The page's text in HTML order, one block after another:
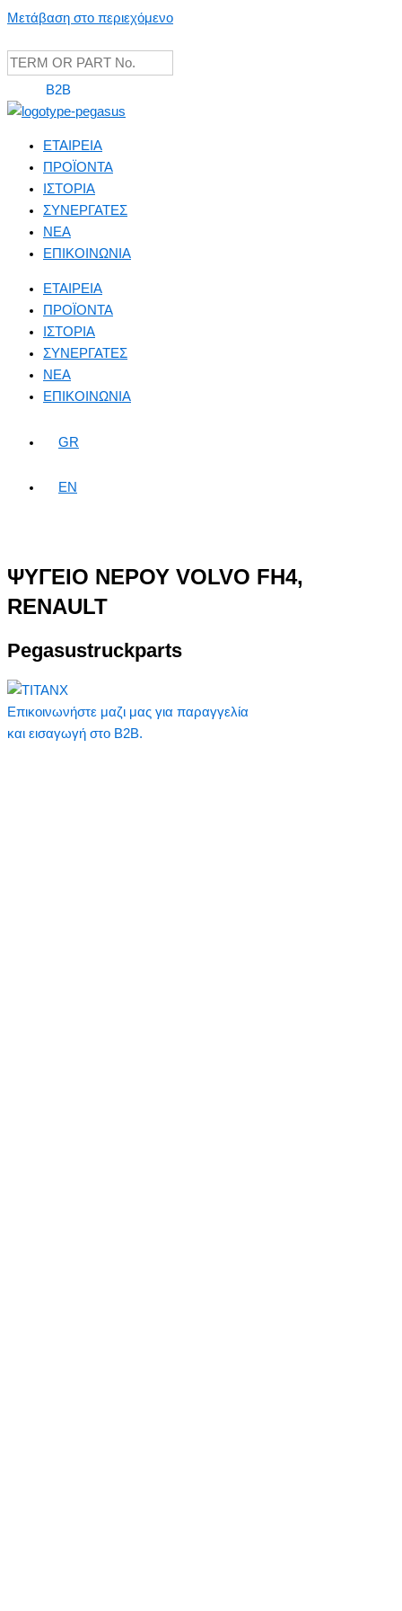
Μετάβαση στο περιεχόμενο
B2B
ΕΤΑΙΡΕΙΑ
ΠΡΟΪΟΝΤΑ
ΙΣΤΟΡΙΑ
ΣΥΝΕΡΓΑΤΕΣ
NEA
ΕΠΙΚΟΙΝΩΝΙΑ
ΕΤΑΙΡΕΙΑ
ΠΡΟΪΟΝΤΑ
ΙΣΤΟΡΙΑ
ΣΥΝΕΡΓΑΤΕΣ
NEA
ΕΠΙΚΟΙΝΩΝΙΑ
GR
EN
ΨΥΓΕΙΟ ΝΕΡΟΥ VOLVO FH4,
RENAULT
Pegasustruckparts
Επικοινωνήστε μαζι μας για παραγγελία
και εισαγωγή στο B2B.